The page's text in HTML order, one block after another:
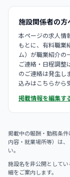
施設関係者の方
本ページの求人情
もとに、有料職業
ム）が職業紹介の
ご連絡・日程調整
のご連絡は発生し
込みはこちらから
掲載情報を編集す
掲載中の報酬・勤務条
内容・就業場所等）は
い。
施設名を非公開として
細をご案内します。